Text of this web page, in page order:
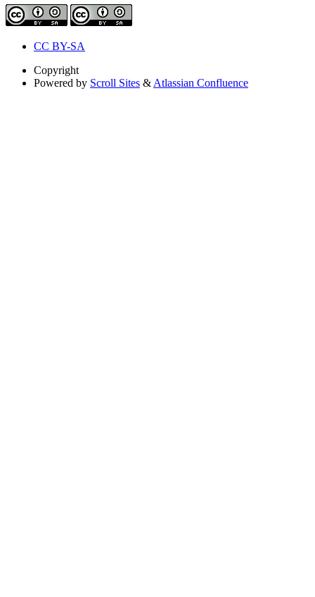
CC BY-SA
Copyright
Powered by Scroll Sites & Atlassian Confluence